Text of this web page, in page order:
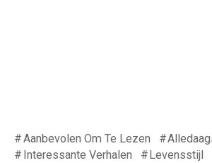
Aanbevolen Om Te Lezen
Interessante Verhalen
Levensstijl